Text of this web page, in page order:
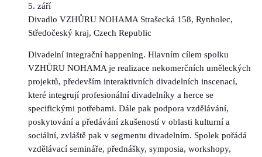
5. září
Divadlo VZHŮRU NOHAMA Strašecká 158, Rynholec,
Středočeský kraj, Czech Republic
Divadelní integrační happening. Hlavním cílem spolku
VZHŮRU NOHAMA je realizace nekomerčních uměleckých
projektů, především interaktivních divadelních inscenací,
které integrují profesionální divadelníky a herce se
specifickými potřebami. Dále pak podpora vzdělávání,
poskytování a předávání zkušeností v oblasti kulturní a
sociální, zvláště pak v segmentu divadelním. Spolek pořádá
vzdělávací semináře, přednášky, symposia, workshopy,